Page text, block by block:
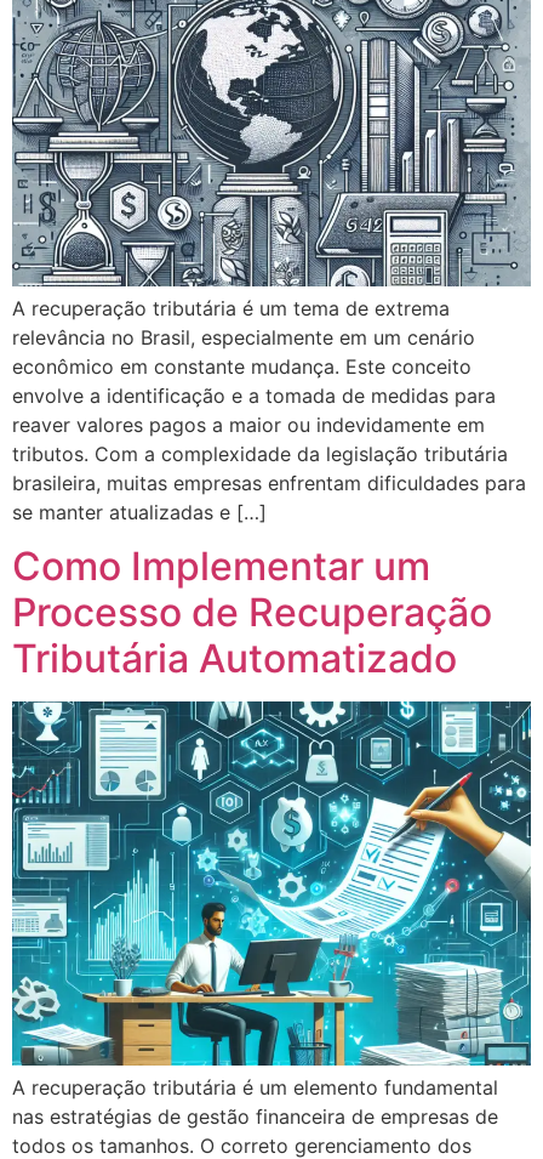
A recuperação tributária é um tema de extrema
relevância no Brasil, especialmente em um cenário
econômico em constante mudança. Este conceito
envolve a identificação e a tomada de medidas para
reaver valores pagos a maior ou indevidamente em
tributos. Com a complexidade da legislação tributária
brasileira, muitas empresas enfrentam dificuldades para
se manter atualizadas e […]
Como Implementar um
Processo de Recuperação
Tributária Automatizado
A recuperação tributária é um elemento fundamental
nas estratégias de gestão financeira de empresas de
todos os tamanhos. O correto gerenciamento dos